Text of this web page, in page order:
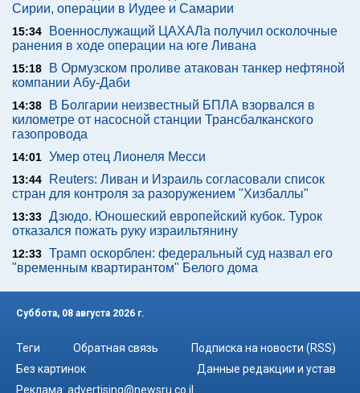
Сирии, операции в Иудее и Самарии
15:34
Военнослужащий ЦАХАЛа получил осколочные
ранения в ходе операции на юге Ливана
15:18
В Ормузском проливе атакован танкер нефтяной
компании Абу-Даби
14:38
В Болгарии неизвестный БПЛА взорвался в
километре от насосной станции Трансбалканского
газопровода
14:01 Умер отец Лионеля Месси
13:44
Reuters: Ливан и Израиль согласовали список
стран для контроля за разоружением "Хизбаллы"
13:33 Дзюдо. Юношеский европейский кубок. Турок
отказался пожать руку израильтянину
12:33 Трамп оскорблен: федеральный суд назвал его
"временным квартирантом" Белого дома
Суббота, 08 августа 2026 г.
Теги Обратная связь
Подписка на новости (RSS)
Без картинок
Данные редакции и устав
Реклама: advertising@newsru.co.il